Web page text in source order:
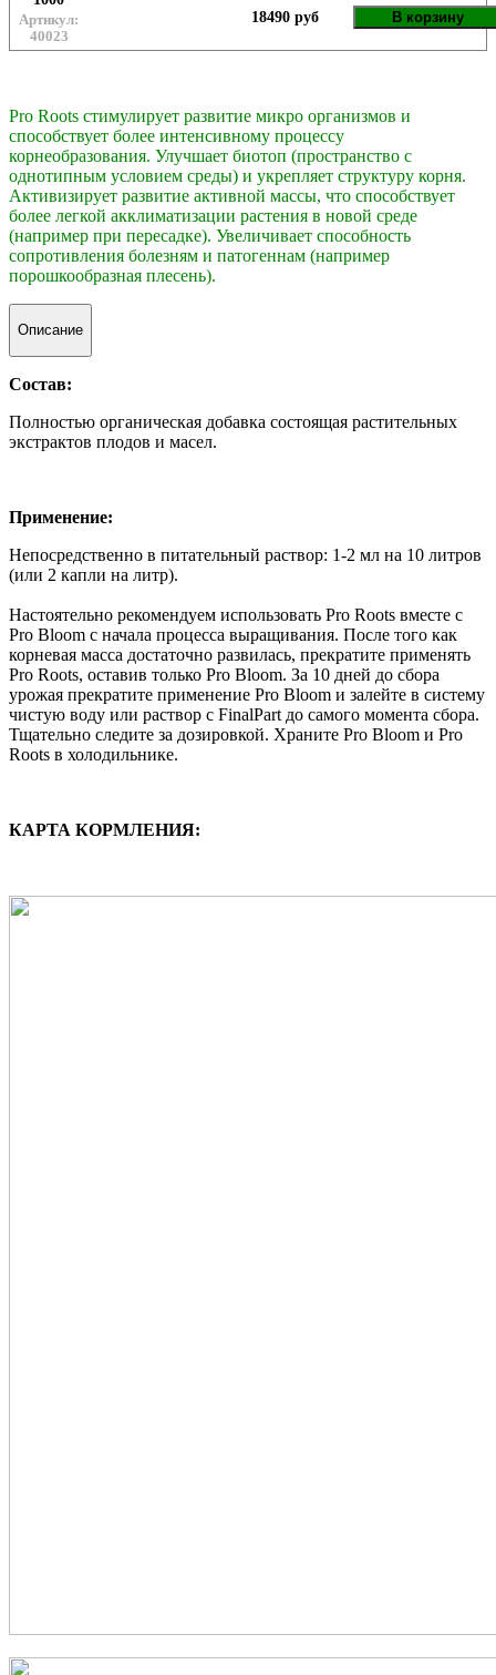
Артикул:
40023
18490 руб В корзину
Pro Roots стимулирует развитие микро организмов и
способствует более интенсивному процессу
корнеобразования. Улучшает биотоп (пространство с
однотипным условием среды) и укрепляет структуру корня.
Активизирует развитие активной массы, что способствует
более легкой акклиматизации растения в новой среде
(например при пересадке). Увеличивает способность
сопротивления болезням и патогеннам (например
порошкообразная плесень).
Описание
Состав:
Полностью органическая добавка состоящая растительных
экстрактов плодов и масел.
Применение:
Непосредственно в питательный раствор: 1-2 мл на 10 литров
(или 2 капли на литр).
Настоятельно рекомендуем использовать Pro Roots вместе с
Pro Bloom с начала процесса выращивания. После того как
корневая масса достаточно развилась, прекратите применять
Pro Roots, оставив только Pro Bloom. За 10 дней до сбора
урожая прекратите применение Pro Bloom и залейте в систему
чистую воду или раствор с FinalPart до самого момента сбора.
Тщательно следите за дозировкой. Храните Pro Bloom и Pro
Roots в холодильнике.
КАРТА КОРМЛЕНИЯ: